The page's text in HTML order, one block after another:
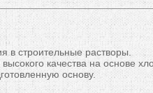
в строительные растворы.
качества на основе
основу.